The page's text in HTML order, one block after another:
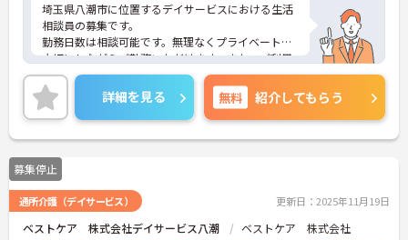
埼玉県八潮市に位置するデイサービスにおける生活
相談員の募集です。
勤務日数は相談可能です。無理なくプライベートを
大切にしながらご勤務いただけます。また、ご利用
者やご家族、関係機関など、どんな方とも円滑にコ
ミュニケーションをとれる方を募集しています。
ご興味のある方には、面接対策ポイントなど、さら
に詳細をご案内しますのでお気軽にご相談くださ
い！
詳細を見る 無料 紹介してもらう
募集停止
通所介護（デイサービス） 更新日：2025年11月19日
ベストケア 株式会社デイサービス八潮 ベストケア 株式会社